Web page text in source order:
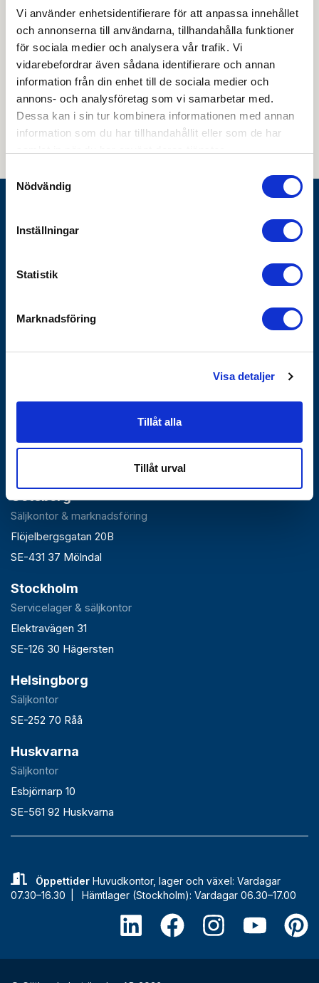
Vi använder enhetsidentifierare för att anpassa innehållet
och annonserna till användarna, tillhandahålla funktioner
för sociala medier och analysera vår trafik. Vi
vidarebefordrar även sådana identifierare och annan
information från din enhet till de sociala medier och
annons- och analysföretag som vi samarbetar med.
Dessa kan i sin tur kombinera informationen med annan
information som du har tillhandahållit eller som de har
Nödvändig
Inställningar
Statistik
Marknadsföring
Visa detaljer
Tillåt alla
Tillåt urval
guider och senaste nytt direkt i din inkorg.
nyhetsbrev så accepterar du innehållet i vårintegritetspolicy. Du kan hitta
tidigare nyhetsbrev
Box 1928
Falun
Huvudlager, kontor & växel
Roxnäsvägen 14
Göteborg
Säljkontor & marknadsföring
Flöjelbergsgatan 20B
SE-431 37 Mölndal
Stockholm
Servicelager & säljkontor
Elektravägen 31
SE-126 30 Hägersten
Helsingborg
Säljkontor
SE-252 70 Råå
Huskvarna
Säljkontor
Esbjörnarp 10
SE-561 92 Huskvarna
ÖppettiderHuvudkontor, lager och växel: Vardagar
07.30–16.30 | Hämtlager (Stockholm): Vardagar 06.30–17.00